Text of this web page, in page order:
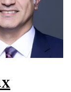
DE LA